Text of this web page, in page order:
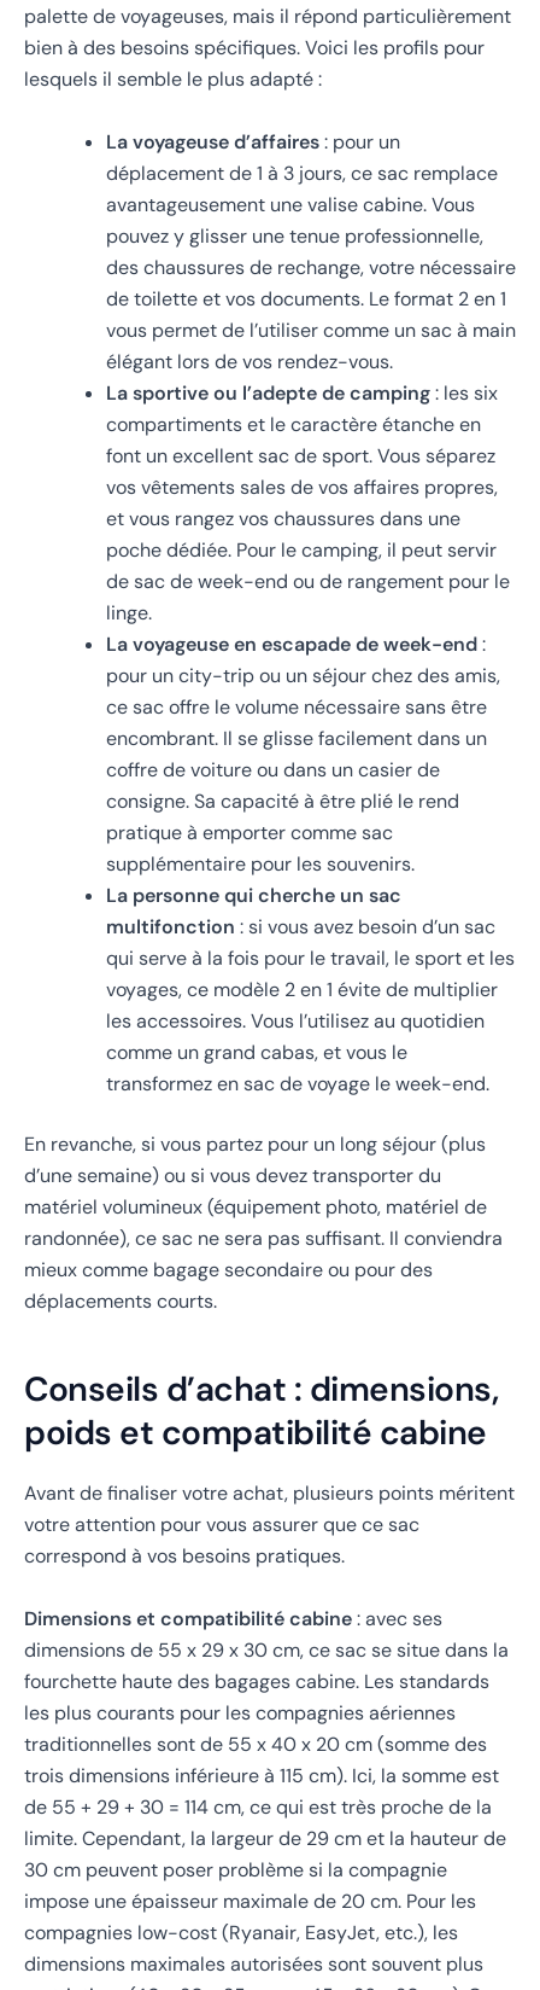
palette de voyageuses, mais il répond particulièrement
bien à des besoins spécifiques. Voici les profils pour
lesquels il semble le plus adapté :
La voyageuse d’affaires: pour un
déplacement de 1 à 3 jours, ce sac remplace
avantageusement une valise cabine. Vous
pouvez y glisser une tenue professionnelle,
des chaussures de rechange, votre nécessaire
de toilette et vos documents. Le format 2 en 1
vous permet de l’utiliser comme un sac à main
élégant lors de vos rendez-vous.
La sportive ou l’adepte de camping: les six
compartiments et le caractère étanche en
font un excellent sac de sport. Vous séparez
vos vêtements sales de vos affaires propres,
et vous rangez vos chaussures dans une
poche dédiée. Pour le camping, il peut servir
de sac de week-end ou de rangement pour le
linge.
La voyageuse en escapade de week-end:
pour un city-trip ou un séjour chez des amis,
ce sac offre le volume nécessaire sans être
encombrant. Il se glisse facilement dans un
coffre de voiture ou dans un casier de
consigne. Sa capacité à être plié le rend
pratique à emporter comme sac
supplémentaire pour les souvenirs.
La personne qui cherche un sac
multifonction : si vous avez besoin d’un sac
qui serve à la fois pour le travail, le sport et les
voyages, ce modèle 2 en 1 évite de multiplier
les accessoires. Vous l’utilisez au quotidien
comme un grand cabas, et vous le
transformez en sac de voyage le week-end.
En revanche, si vous partez pour un long séjour (plus
d’une semaine) ou si vous devez transporter du
matériel volumineux (équipement photo, matériel de
randonnée), ce sac ne sera pas suffisant. Il conviendra
mieux comme bagage secondaire ou pour des
déplacements courts.
Conseils d’achat : dimensions,
poids et compatibilité cabine
Avant de finaliser votre achat, plusieurs points méritent
votre attention pour vous assurer que ce sac
correspond à vos besoins pratiques.
Dimensions et compatibilité cabine: avec ses
dimensions de 55 x 29 x 30 cm, ce sac se situe dans la
fourchette haute des bagages cabine. Les standards
les plus courants pour les compagnies aériennes
traditionnelles sont de 55 x 40 x 20 cm (somme des
trois dimensions inférieure à 115 cm). Ici, la somme est
de 55 + 29 + 30 = 114 cm, ce qui est très proche de la
limite. Cependant, la largeur de 29 cm et la hauteur de
30 cm peuvent poser problème si la compagnie
impose une épaisseur maximale de 20 cm. Pour les
compagnies low-cost (Ryanair, EasyJet, etc.), les
dimensions maximales autorisées sont souvent plus